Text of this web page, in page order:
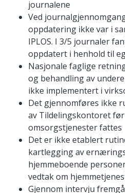
journalene
Ved
oppdatering ikke var i
IPLOS. I 3/5 journaler
oppdatert i henhold til
Nasjonale faglige
og behandling av
ikke implementert i
Det gjennomføres ikke
av Tildelingskontoret
omsorgstjenester fattes
Det er ikke etablert
kartlegging av
hjemmeboende
vedtak om
Gjennom intervju